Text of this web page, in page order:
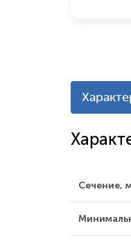
Сечение,